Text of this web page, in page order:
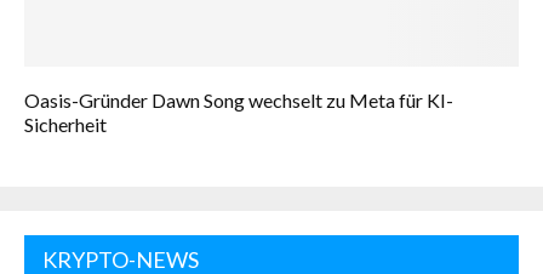
Oasis-Gründer Dawn Song wechselt zu Meta für KI-
Sicherheit
KRYPTO-NEWS